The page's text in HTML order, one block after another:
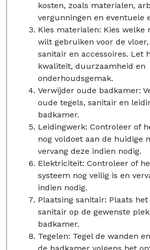
kosten, zoals materialen,
vergunningen en eventuele
Kies materialen: Kies welke
wilt gebruiken voor de
sanitair en accessoires. Let
kwaliteit, duurzaamheid en
onderhoudsgemak.
Verwijder oude badkamer:
oude tegels, sanitair en
badkamer.
Leidingwerk: Controleer of
nog voldoet aan de huidige
vervang deze indien nodig.
Elektriciteit: Controleer of
systeem nog veilig is en
indien nodig.
Plaatsing sanitair: Plaats
sanitair op de gewenste
badkamer.
Tegelen: Tegel de wanden